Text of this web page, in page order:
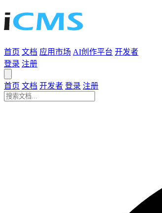
首页 文档 应用市场 AI创作平台 开发者
登录 注册
首页 文档 开发者 登录 注册